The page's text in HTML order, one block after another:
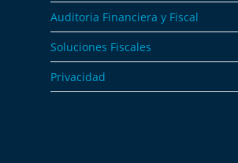
Auditoria Financiera y Fiscal
Soluciones Fiscales
Privacidad